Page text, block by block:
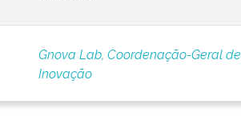
Gnova Lab, Coordenação-Geral de
Inovação